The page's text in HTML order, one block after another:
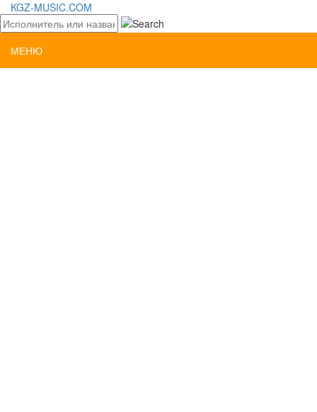
KGZ-MUSIC.COM
МЕНЮ